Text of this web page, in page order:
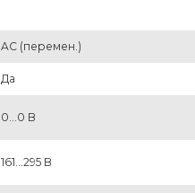
AC (перемен.)
Да
0...0 В
161...295 В